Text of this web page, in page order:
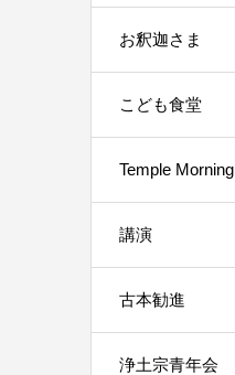
お釈迦さま
こども食堂
Temple Morning
講演
古本勧進
浄土宗青年会